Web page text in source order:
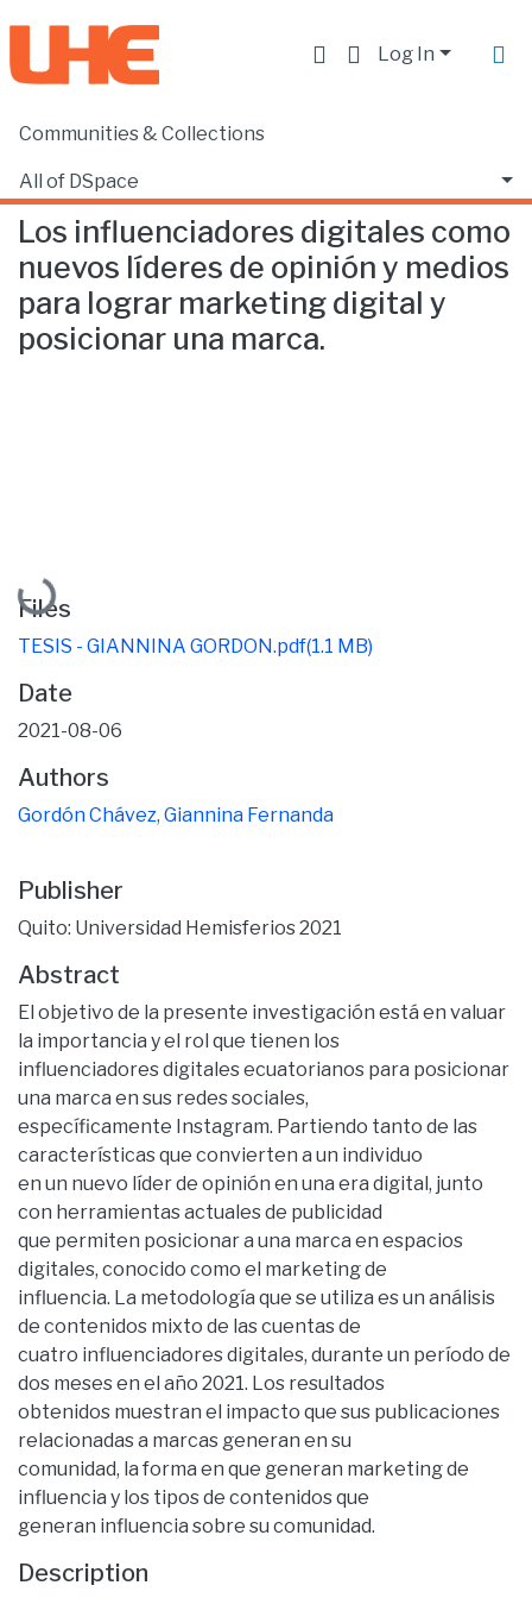
Log In
Communities & Collections
All of DSpace
Statistics
Home
Los influenciadores digitales como
nuevos líderes de opinión y medios
para lograr marketing digital y
posicionar una marca.
Loading...
Files
TESIS - GIANNINA GORDON.pdf(1.1 MB)
Date
2021-08-06
Authors
Gordón Chávez, Giannina Fernanda
Publisher
Quito: Universidad Hemisferios 2021
Abstract
El objetivo de la presente investigación está en valuar
la importancia y el rol que tienen los
influenciadores digitales ecuatorianos para posicionar
una marca en sus redes sociales,
específicamente Instagram. Partiendo tanto de las
características que convierten a un individuo
en un nuevo líder de opinión en una era digital, junto
con herramientas actuales de publicidad
que permiten posicionar a una marca en espacios
digitales, conocido como el marketing de
influencia. La metodología que se utiliza es un análisis
de contenidos mixto de las cuentas de
cuatro influenciadores digitales, durante un período de
dos meses en el año 2021. Los resultados
obtenidos muestran el impacto que sus publicaciones
relacionadas a marcas generan en su
comunidad, la forma en que generan marketing de
influencia y los tipos de contenidos que
generan influencia sobre su comunidad.
Description